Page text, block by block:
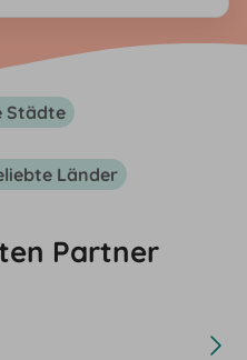
du eine zweite E-Mail
Städte
Länder
Partner